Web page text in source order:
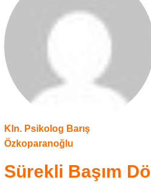
Kln. Psikolog Barış
Özkoparanoğlu
Sürekli Başım